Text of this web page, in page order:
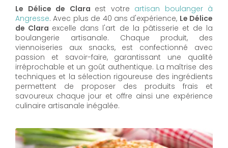
Le Délice de Clara est votre artisan boulanger à
Angresse. Avec plus de 40 ans d'expérience, Le Délice
de Clara excelle dans l'art de la pâtisserie et de la
boulangerie artisanale. Chaque produit, des
viennoiseries aux snacks, est confectionné avec
passion et savoir-faire, garantissant une qualité
irréprochable et un goût authentique. La maîtrise des
techniques et la sélection rigoureuse des ingrédients
permettent de proposer des produits frais et
savoureux chaque jour et offre ainsi une expérience
culinaire artisanale inégalée.